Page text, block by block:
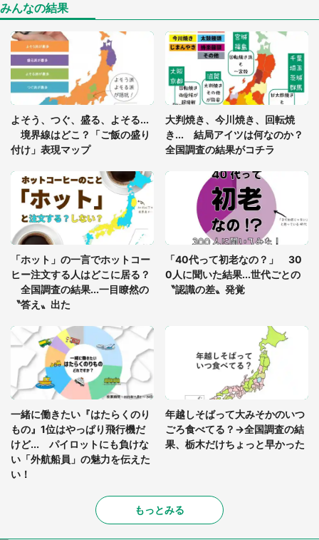
「ゾワゾワする」「本当に気持ち悪い」 道端でバ
グっちゃってた〝野生の野菜〟に6.5万人戦慄
座布団だろ」「食パンの耳」と1.4万人困惑
っ暗な道で遭難状態。なんとか見つけた民家に助け
を求めると、住人の男性が...」
「孫にあげると思って、あなたにこれをあげる」
真夏の山道で見知らぬお婆さんに握らされたもの
（山口県・30代女性）
みんなの結果
よそう、つぐ、盛る、よそる...
境界線はどこ？「ご飯の盛り
付け」表現マップ
大判焼き、今川焼き、回転焼
き... 結局アイツは何なのか？
全国調査の結果がコチラ
「ホット」の一言でホットコー
ヒー注文する人はどこに居る？
全国調査の結果...一目瞭然の
〝答え〟出た
「40代って初老なの？」 30
0人に聞いた結果...世代ごとの
〝認識の差〟発覚
一緒に働きたい『はたらくのり
もの』1位はやっぱり飛行機だ
けど... パイロットにも負けな
い「外航船員」の魅力を伝えた
い！
年越しそばって大みそかのいつ
ごろ食べてる？→全国調査の結
果、栃木だけちょっと早かった
もっとみる